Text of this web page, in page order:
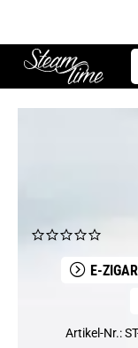
Steam time
E-Zigarette
OXVA SlimStick – Gold Tobacco – Prefilled Pod 2er Pack
E-
Artikel-Nr.: